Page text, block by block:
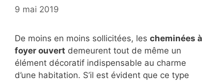
9 mai 2019
De moins en moins sollicitées, les cheminées à
foyer ouvert demeurent tout de même un
élément décoratif indispensable au charme
d’une habitation. S’il est évident que ce type